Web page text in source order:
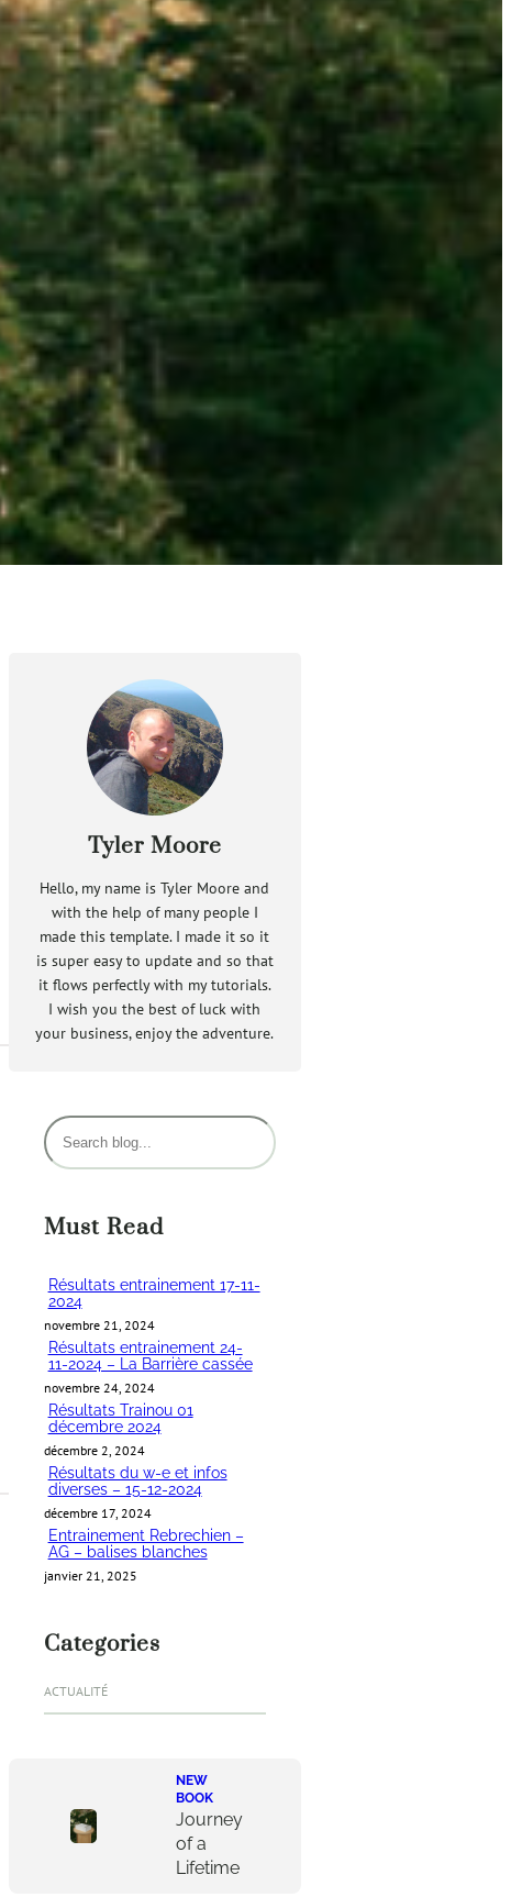
Tyler Moore
Hello, my name is Tyler Moore and
with the help of many people I
made this template. I made it so it
is super easy to update and so that
it flows perfectly with my tutorials.
I wish you the best of luck with
your business, enjoy the adventure.
R
e
h
c
h
e
Must Read
Résultats entrainement 17-11-
2024
novembre 21, 2024
Résultats entrainement 24-
11-2024 – La Barrière cassée
novembre 24, 2024
Résultats Trainou 01
décembre 2024
décembre 2, 2024
Résultats du w-e et infos
diverses – 15-12-2024
décembre 17, 2024
Entrainement Rebrechien –
AG – balises blanches
janvier 21, 2025
Categories
ACTUALITÉ
NEW
BOOK
Journey
of a
Lifetime